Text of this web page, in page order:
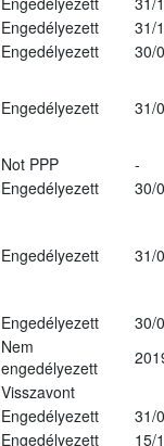
Engedélyezett
31/
Engedélyezett
30/
Engedélyezett 31/
Not PPP
-
Engedélyezett
30/
Engedélyezett 31/
Engedélyezett
30/
Nem
engedélyezett
Visszavont
Engedélyezett
31/
Engedélyezett
15/